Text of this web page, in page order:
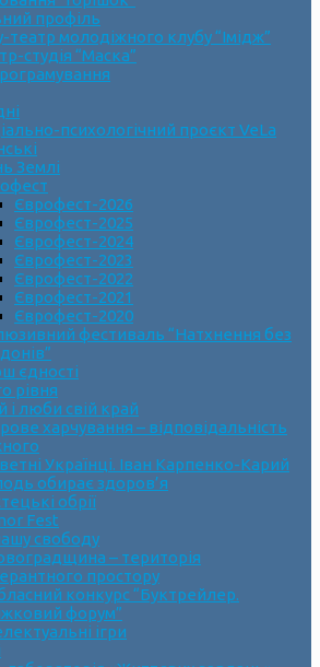
профіль
театр молодіжного клубу “Імідж”
студія “Маска”
психологічний проєкт VeLa
Землі
Єврофест-2026
Єврофест-2025
Єврофест-2024
Єврофест-2023
Єврофест-2022
Єврофест-2021
Єврофест-2020
фестиваль “Натхнення без
єдності
рівня
і люби свій край
харчування – відповідальність
Українці. Іван Карпенко-Карий
обирає здоров’я
обрії
Fest
свободу
– територія
простору
конкурс “Буктрейлер.
форум”
ігри